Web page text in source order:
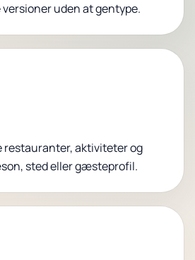
uden at gentype.
restauranter, aktiviteter og
sted eller gæsteprofil.